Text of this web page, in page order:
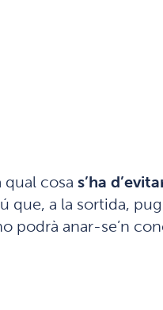
cosa s’ha
que, a la sortida,
podrà anar-se’n